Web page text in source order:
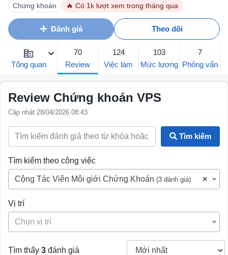
Chứng khoán
🔥 Có 1k lượt xem trong tháng qua
Đánh giá Theo dõi
Tổng quan
70
Review
124
Việc làm
103
Mức lương
7
Phỏng vấn
Review Chứng khoán VPS
Cập nhật 28/04/2026 08:43
Tìm kiếm
Tìm kiếm theo công việc
×
Cộng Tác Viên Môi giới Chứng Khoán (3 đánh giá)
Vị trí
Chọn vị trí
Tìm thấy 3 đánh giá